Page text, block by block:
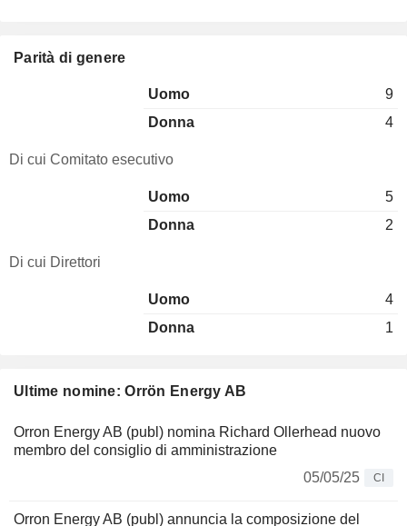
Ultime nomine: Orrön Energy AB
Orron Energy AB (publ) nomina Richard Ollerhead nuovo
membro del consiglio di amministrazione
05/05/25
CI
Orron Energy AB (publ) annuncia la composizione del
Parità di genere
Uomo
9
Donna
4
Di cui Comitato esecutivo
Uomo
5
Donna
2
Di cui Direttori
Uomo
4
Donna
1